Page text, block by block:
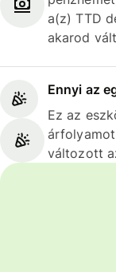
a(z) TTD
akarod
Ennyi az
Ez az
változott